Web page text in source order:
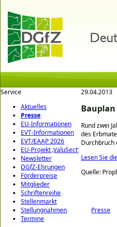
Service
Aktuelles
Presse
EU-Informationen
EVT-Informationen
EVT/EAAP 2026
EU-Projekt ‚ValuSect‘
Newsletter
DGfZ-Ehrungen
Förderpreise
Mitglieder
Schriftenreihe
Stellenmarkt
Stellungnahmen
Termine
29.04.2013
Bauplan
Rund zwei
des
Durchbruch
Lesen Sie
Quelle:
Presse